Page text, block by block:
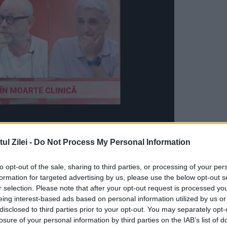
Zilei - Do Not Process My Personal Information
opt-out of the sale, sharing to third parties, or processing of your
for targeted advertising by us, please use the below opt-out
selection. Please note that after your opt-out request is processed
interest-based ads based on personal information utilized by us
to third parties prior to your opt-out. You may separately
of your personal information by third parties on the IAB’s list of
va întreprinde, în perioada 4 - 11 decembrie, o
un comunicat de presă, informează
Iohannis pentru rezultatul alegerilor şi a
să rămână 'puternice', Bucureştiul